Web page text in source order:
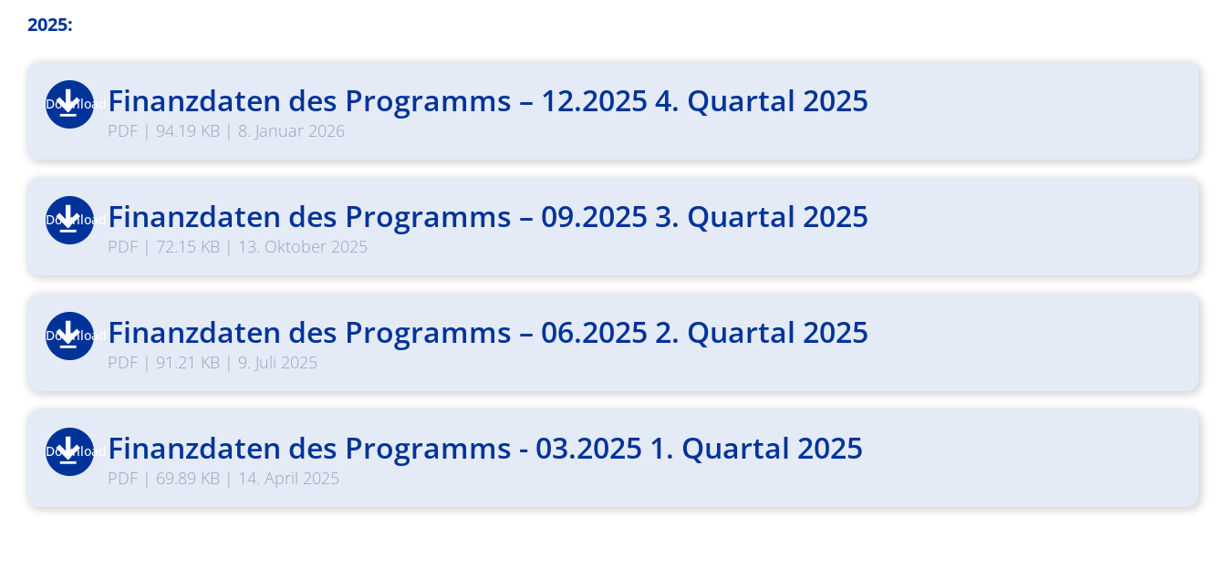
2025:
Download Finanzdaten des Programms – 12.2025 4. Quartal 2025
PDF| 94.19 KB | 8. Januar 2026
Download Finanzdaten des Programms – 09.2025 3. Quartal 2025
PDF| 72.15 KB | 13. Oktober 2025
Download Finanzdaten des Programms – 06.2025 2. Quartal 2025
PDF| 91.21 KB | 9. Juli 2025
Download Finanzdaten des Programms - 03.2025 1. Quartal 2025
PDF| 69.89 KB | 14. April 2025